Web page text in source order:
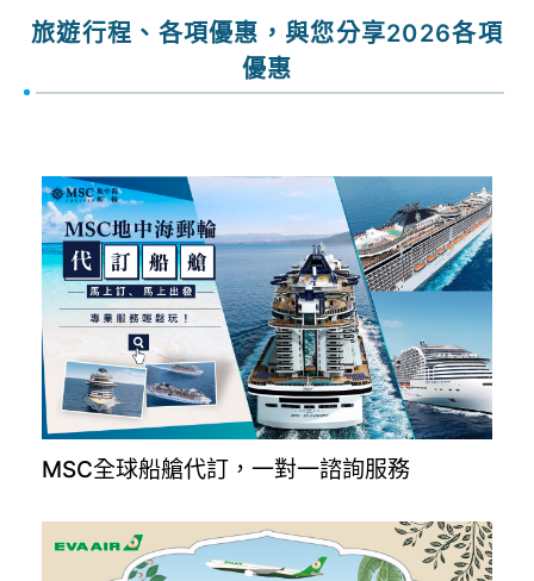
旅遊行程、各項優惠，與您分享2026各項
優惠
MSC全球船艙代訂，一對一諮詢服務